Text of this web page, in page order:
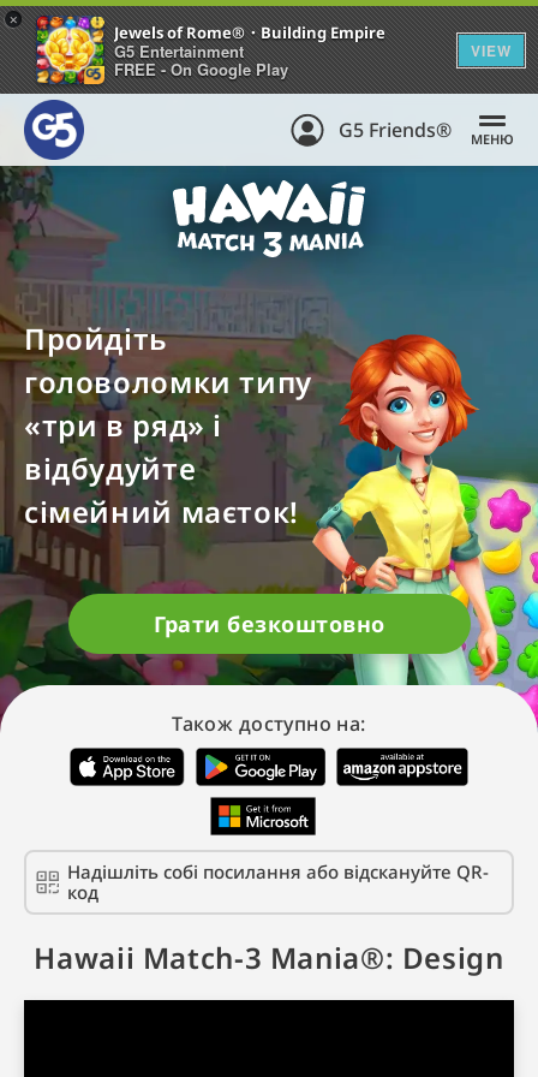
Jewels of Rome®・Building Empire
G5 Entertainment
FREE - On Google Play
VIEW
+
G5 Friends® МЕНЮ
Пройдіть
головоломки типу
«три в ряд» і
відбудуйте
сімейний маєток!
Грати безкоштовно
Також доступно на:
Надішліть собі посилання або відскануйте QR-
код
Hawaii Match-3 Mania®: Design